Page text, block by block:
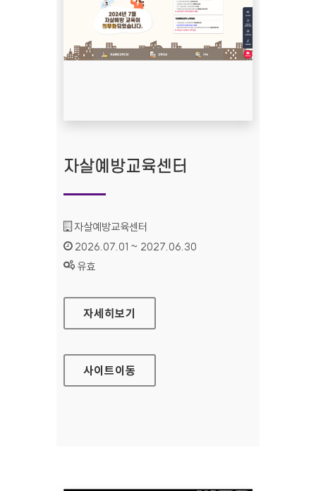
자살예방교육센터
기관명 :
자살예방교육센터
인증기간 :
2026.07.01 ~ 2027.06.30
상태 :
유효
자살예방교육센터
자세히보기
사이트이동